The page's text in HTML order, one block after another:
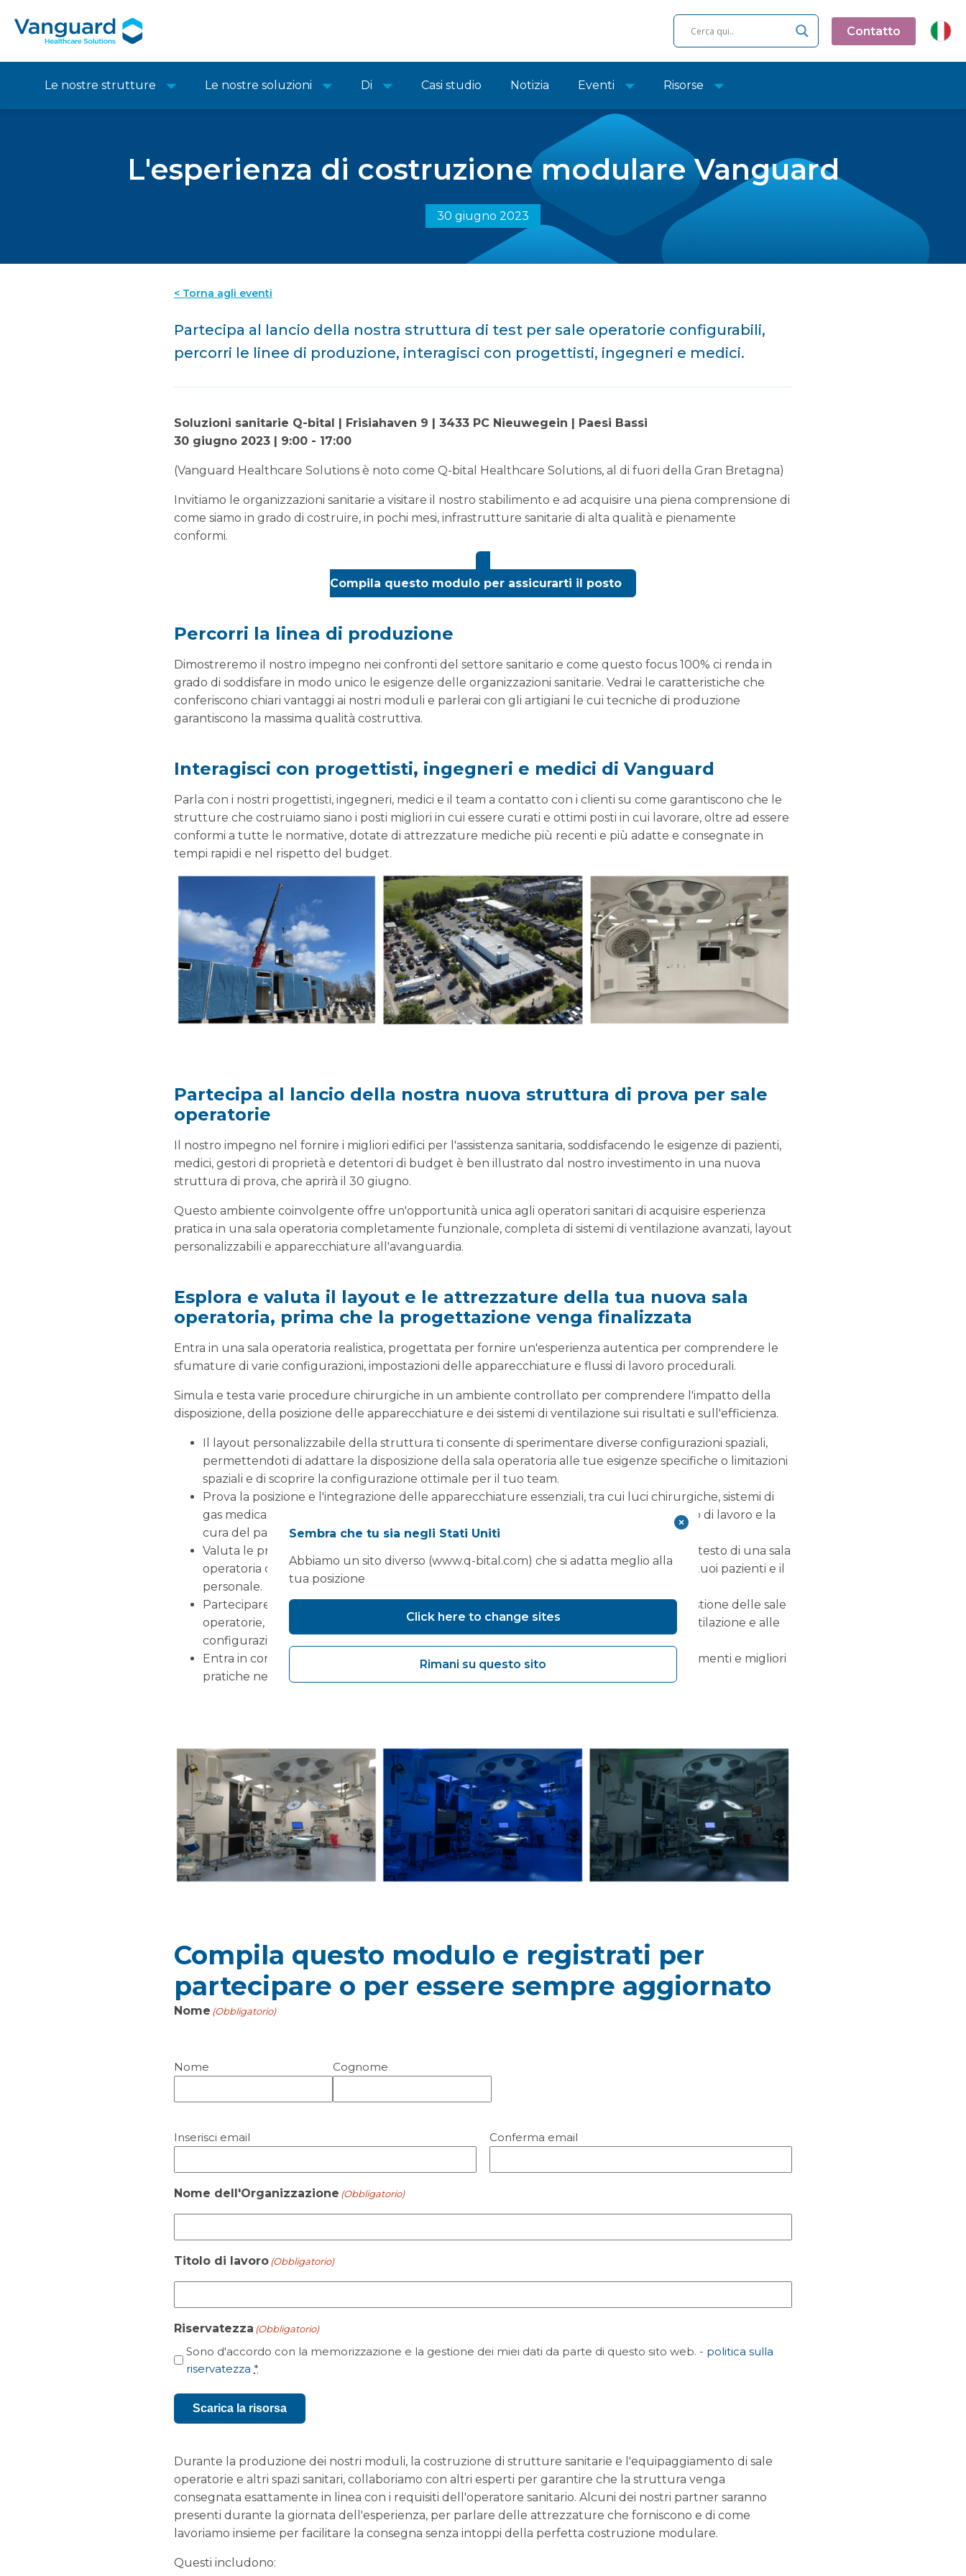
Contatto
Le nostre strutture Le nostre soluzioni Di Casi studio Notizia Eventi Risorse
L'esperienza di costruzione modulare Vanguard
30 giugno 2023
< Torna agli eventi
Partecipa al lancio della nostra struttura di test per sale operatorie configurabili,
percorri le linee di produzione, interagisci con progettisti, ingegneri e medici.
Soluzioni sanitarie Q-bital | Frisiahaven 9 | 3433 PC Nieuwegein | Paesi Bassi
30 giugno 2023 | 9:00 - 17:00
(Vanguard Healthcare Solutions è noto come Q-bital Healthcare Solutions, al di fuori della Gran Bretagna)
Invitiamo le organizzazioni sanitarie a visitare il nostro stabilimento e ad acquisire una piena comprensione di
come siamo in grado di costruire, in pochi mesi, infrastrutture sanitarie di alta qualità e pienamente
conformi.
Compila questo modulo per assicurarti il posto
Percorri la linea di produzione
Dimostreremo il nostro impegno nei confronti del settore sanitario e come questo focus 100% ci renda in
grado di soddisfare in modo unico le esigenze delle organizzazioni sanitarie. Vedrai le caratteristiche che
conferiscono chiari vantaggi ai nostri moduli e parlerai con gli artigiani le cui tecniche di produzione
garantiscono la massima qualità costruttiva.
Interagisci con progettisti, ingegneri e medici di Vanguard
Parla con i nostri progettisti, ingegneri, medici e il team a contatto con i clienti su come garantiscono che le
strutture che costruiamo siano i posti migliori in cui essere curati e ottimi posti in cui lavorare, oltre ad essere
conformi a tutte le normative, dotate di attrezzature mediche più recenti e più adatte e consegnate in
tempi rapidi e nel rispetto del budget.
Partecipa al lancio della nostra nuova struttura di prova per sale
operatorie
Il nostro impegno nel fornire i migliori edifici per l'assistenza sanitaria, soddisfacendo le esigenze di pazienti,
medici, gestori di proprietà e detentori di budget è ben illustrato dal nostro investimento in una nuova
struttura di prova, che aprirà il 30 giugno.
Questo ambiente coinvolgente offre un'opportunità unica agli operatori sanitari di acquisire esperienza
pratica in una sala operatoria completamente funzionale, completa di sistemi di ventilazione avanzati, layout
personalizzabili e apparecchiature all'avanguardia.
Esplora e valuta il layout e le attrezzature della tua nuova sala
operatoria, prima che la progettazione venga finalizzata
Entra in una sala operatoria realistica, progettata per fornire un'esperienza autentica per comprendere le
sfumature di varie configurazioni, impostazioni delle apparecchiature e flussi di lavoro procedurali.
Simula e testa varie procedure chirurgiche in un ambiente controllato per comprendere l'impatto della
disposizione, della posizione delle apparecchiature e dei sistemi di ventilazione sui risultati e sull'efficienza.
Il layout personalizzabile della struttura ti consente di sperimentare diverse configurazioni spaziali,
permettendoti di adattare la disposizione della sala operatoria alle tue esigenze specifiche o limitazioni
spaziali e di scoprire la configurazione ottimale per il tuo team.
Prova la posizione e l'integrazione delle apparecchiature essenziali, tra cui luci chirurgiche, sistemi di
gas medicali, macchine per anestesia e altro ancora, per migliorare l'efficienza del flusso di lavoro e la
cura del paziente.
Valuta le prestazioni dei principali sistemi di ventilazione come TcAF, UCV e LAF nel contesto di una sala
operatoria completamente funzionale, per garantire il miglior ambiente possibile per i tuoi pazienti e il
personale.
Partecipare a programmi di formazione completi che coprono tutti gli aspetti della gestione delle sale
operatorie, dal funzionamento e manutenzione delle apparecchiature ai sistemi di ventilazione e alle
configurazioni spaziali.
Entra in contatto con altri professionisti sanitari per condividere esperienze, approfondimenti e migliori
pratiche nella progettazione e gestione delle sale operatorie.
Compila questo modulo e registrati per
partecipare o per essere sempre aggiornato
Nome (Obbligatorio)
Nome Cognome
E-
mail
Inserisci email Conferma email
Nome dell'Organizzazione (Obbligatorio)
Titolo di lavoro(Obbligatorio)
Riservatezza (Obbligatorio)
Sono d'accordo con la memorizzazione e la gestione dei miei dati da parte di questo sito web. - politica sulla
riservatezza *
Scarica la risorsa
Durante la produzione dei nostri moduli, la costruzione di strutture sanitarie e l'equipaggiamento di sale
operatorie e altri spazi sanitari, collaboriamo con altri esperti per garantire che la struttura venga
consegnata esattamente in linea con i requisiti dell'operatore sanitario. Alcuni dei nostri partner saranno
presenti durante la giornata dell'esperienza, per parlare delle attrezzature che forniscono e di come
lavoriamo insieme per facilitare la consegna senza intoppi della perfetta costruzione modulare.
Questi includono:
Sembra che tu sia negli Stati Uniti
Abbiamo un sito diverso (www.q-bital.com) che si adatta meglio alla
tua posizione
Click here to change sites
Rimani su questo sito